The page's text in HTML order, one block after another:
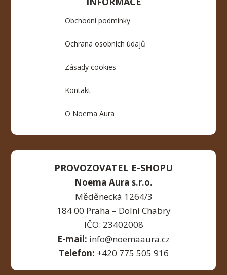
Obchodní podmínky
Ochrana osobních údajů
Zásady cookies
Kontakt
O Noema Aura
PROVOZOVATEL E-SHOPU
Noema Aura s.r.o.
Měděnecká 1264/3
184 00 Praha – Dolní Chabry
IČO: 23402008
E-mail: info@noemaaura.cz
Telefon: +420 775 505 916